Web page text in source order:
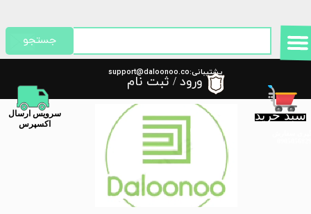
پشتیبانی:support@daloonoo.co
m
سبد خرید
​سرویس ارسال
اکسپرس
جستجو
ورود / ثبت نام
حساب کاربری من
تغییر گذر واژه
سفارشات
خروج از حساب کاربری